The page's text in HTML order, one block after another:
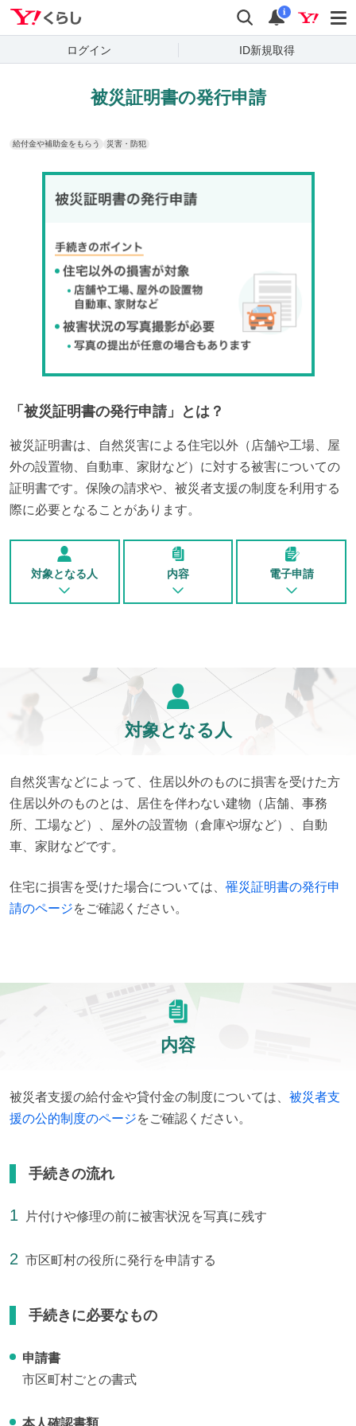
検索 通知
i
ログイン ID新規取得
被災証明書の発行申請
給付金や補助金をもらう 災害・防犯
「 被災証明書の発行申請」とは？
被災証明書は、自然災害による住宅以外（店舗や工場、屋
外の設置物、自動車、家財など）に対する被害についての
証明書です。保険の請求や、被災者支援の制度を利用する
際に必要となることがあります。
対象となる人 内容 電子申請
対象となる人
自然災害などによって、住居以外のものに損害を受けた方
住居以外のものとは、居住を伴わない建物（店舗、事務
所、工場など）、屋外の設置物（倉庫や塀など）、自動
車、家財などです。
住宅に損害を受けた場合については、 罹災証明書の発行申
請のページをご確認ください。
内容
被災者支援の給付金や貸付金の制度については、 被災者支
援の公的制度のページをご確認ください。
手続きの流れ
片付けや修理の前に被害状況を写真に残す
市区町村の役所に発行を申請する
手続きに必要なもの
申請書
市区町村ごとの書式